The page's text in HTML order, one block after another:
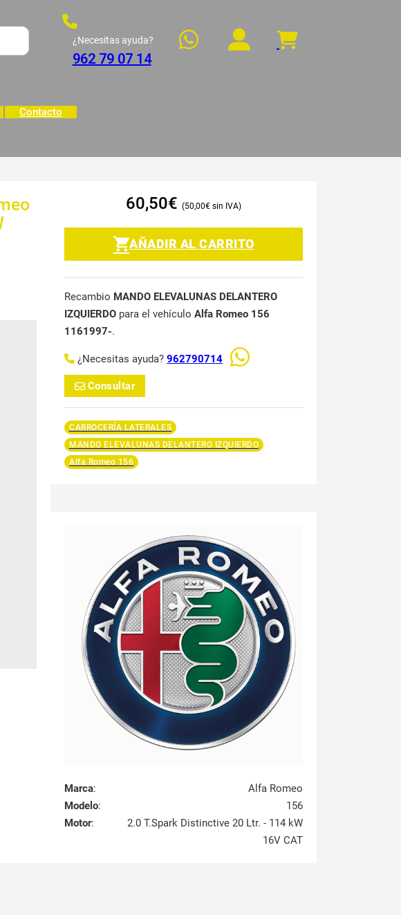
¿Necesitas ayuda?
962 79 07 14
Contacto
60,50€ 50,00€
AÑADIR AL CARRITO
Recambio MANDO ELEVALUNAS DELANTERO
IZQUIERDO para el vehículo Alfa Romeo 156
1161997-.
¿Necesitas ayuda? 962790714
Consultar
CARROCERÍA LATERALES
MANDO ELEVALUNAS DELANTERO IZQUIERDO
Alfa Romeo 156
Marca:
Alfa Romeo
Modelo:
156
Motor:
2.0 T.Spark Distinctive 20 Ltr. - 114 kW
16V CAT